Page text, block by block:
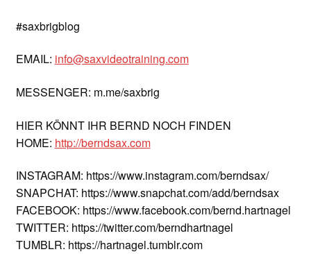
#saxbrigblog
EMAIL: info@saxvideotraining.com
MESSENGER: m.me/saxbrig
HIER KÖNNT IHR BERND NOCH FINDEN
HOME: http://berndsax.com
INSTAGRAM: https://www.instagram.com/berndsax/
SNAPCHAT: https://www.snapchat.com/add/berndsax
FACEBOOK: https://www.facebook.com/bernd.hartnagel
TWITTER: https://twitter.com/berndhartnagel
TUMBLR: https://hartnagel.tumblr.com